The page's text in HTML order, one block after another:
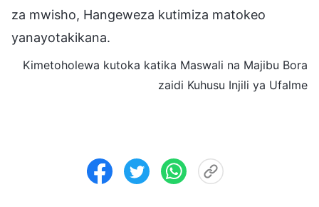
za mwisho, Hangeweza kutimiza matokeo
yanayotakikana.
Kimetoholewa kutoka katika Maswali na Majibu Bora
zaidi Kuhusu Injili ya Ufalme